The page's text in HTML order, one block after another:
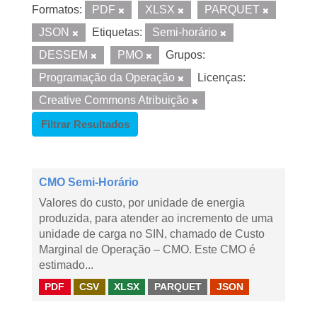
Formatos: PDF XLSX
PARQUET
JSON
Etiquetas:
Semi-horário
DESSEM
PMO
Grupos:
Programação da Operação
Licenças:
Creative Commons Atribuição
Filtrar Resultados
CMO Semi-Horário
Valores do custo, por unidade de energia
produzida, para atender ao incremento de uma
unidade de carga no SIN, chamado de Custo
Marginal de Operação – CMO. Este CMO é
estimado...
PDF CSV XLSX PARQUET JSON